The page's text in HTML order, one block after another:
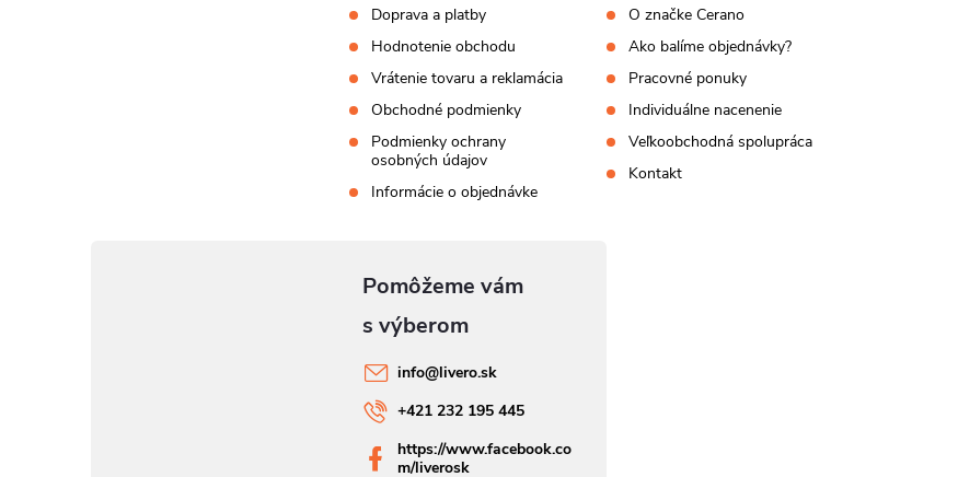
Doprava a platby
Hodnotenie obchodu
Vrátenie tovaru a reklamácia
Obchodné podmienky
Podmienky ochrany
osobných údajov
Informácie o objednávke
O značke Cerano
Ako balíme objednávky?
Pracovné ponuky
Individuálne nacenenie
Veľkoobchodná spolupráca
Kontakt
info@livero.sk
+421 232 195 445
https://www.facebook.co
m/liverosk